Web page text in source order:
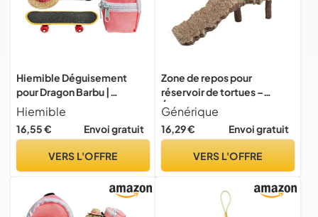
Hiemible Déguisement
pour Dragon Barbu |
Chapeau Réglable
Fournitures pour Reptiles -
Set De Reptiles avec Sac À
Cosplay, Photoshoot,
Hiemible
16,55 € Envoi gratuit
VERS L'OFFRE
Zone de repos pour
réservoir de tortues –
Échelle de lieu de repos,
dispositif de plate-forme
d'escalade, fournitures
Accessoires d'aquarium de
Générique
16,29 € Envoi gratuit
VERS L'OFFRE